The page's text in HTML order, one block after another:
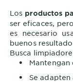
Los productos
ser eficaces,
es necesario
buenos
Busca
Mantengan
Se